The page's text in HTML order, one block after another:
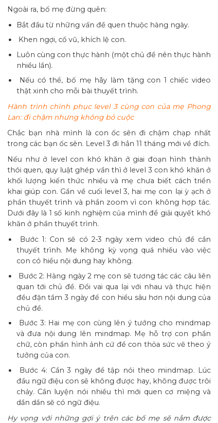
Ngoài ra, bố mẹ đừng quên:
Bắt đầu từ những vấn đề quen thuộc hàng ngày.
Khen ngợi, cổ vũ, khích lệ con.
Luôn cùng con thực hành (một chủ đề nên thực hành
nhiều lần).
Nếu có thể, bố mẹ hãy làm tặng con 1 chiếc video
thật xinh cho mỗi bài thuyết trình.
Hành trình chinh phục level 3 cùng con của mẹ Phong
Lan: đi chậm nhưng không bỏ cuộc
Chắc bạn nhà mình là con ốc sên đi chậm chạp nhất
trong các bạn ốc sên. Level 3 đi hẳn 11 tháng mới về đích.
Nếu như ở level con khó khăn ở giai đoạn hình thành
thói quen, quy luật ghép vần thì ở level 3 con khó khăn ở
khối lượng kiến thức nhiều và mẹ chưa biết cách triển
khai giúp con. Gần về cuối level 3, hai mẹ con lại ỳ ạch ở
phần thuyết trình và phần zoom vì con không hợp tác.
Dưới đây là 1 số kinh nghiệm của mình để giải quyết khó
khăn ở phần thuyết trình.
Bước 1: Con sẽ có 2-3 ngày xem video chủ đề cần
thuyết trình. Mẹ không kỳ vọng quá nhiều vào việc
con có hiểu nội dung hay không.
Bước 2: Hàng ngày 2 mẹ con sẽ tương tác các câu liên
quan tới chủ đề. Đổi vai qua lại với nhau và thực hiện
đều đặn tầm 3 ngày để con hiểu sâu hơn nội dung của
chủ đề.
Bước 3: Hai mẹ con cùng lên ý tưởng cho mindmap
và đưa nội dung lên mindmap. Mẹ hỗ trợ con phần
chữ, còn phần hình ảnh cứ để con thỏa sức vẽ theo ý
tưởng của con.
Bước 4: Cần 3 ngày để tập nói theo mindmap. Lúc
đầu ngữ điệu con sẽ không được hay, không được trôi
chảy. Cần luyện nói nhiều thì mới quen cơ miệng và
dần dần sẽ có ngữ điệu.
Hy vọng với những gợi ý trên các bố mẹ sẽ nắm được